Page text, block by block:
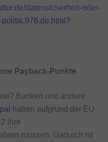
datensicherheit-oder-
Payback-Punkte
Banken und andere
haben aufgrund der EU-
ihre
müssen. Dadurch ist